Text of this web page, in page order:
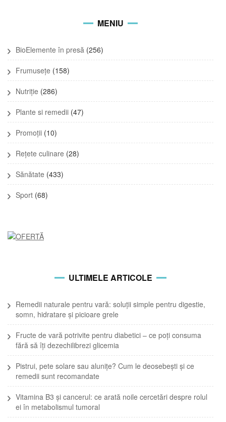
MENIU
BioElemente în presă (256)
Frumusețe (158)
Nutriție (286)
Plante si remedii (47)
Promoții (10)
Rețete culinare (28)
Sănătate (433)
Sport (68)
ULTIMELE ARTICOLE
Remedii naturale pentru vară: soluții simple pentru digestie,
somn, hidratare și picioare grele
Fructe de vară potrivite pentru diabetici – ce poți consuma
fără să îți dezechilibrezi glicemia
Pistrui, pete solare sau alunițe? Cum le deosebești și ce
remedii sunt recomandate
Vitamina B3 și cancerul: ce arată noile cercetări despre rolul
ei în metabolismul tumoral